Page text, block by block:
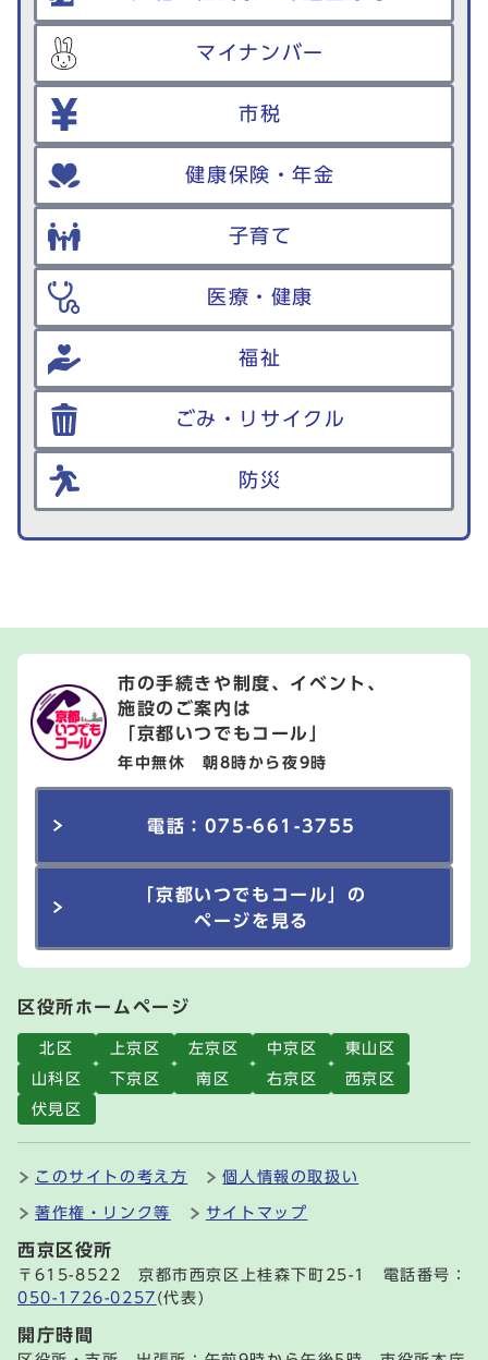
マイナンバー
市税
健康保険・年金
子育て
医療・健康
福祉
ごみ・リサイクル
防災
市の手続きや制度、イベント、
施設のご案内は
「京都いつでもコール」
年中無休 朝8時から夜9時
電話：075-661-3755
「京都いつでもコール」の
ページを見る
区役所ホームページ
北区 上京区 左京区 中京区
東山区
山科区
下京区 南区 右京区
西京区
伏見区
このサイトの考え方 個人情報の取扱い
著作権・リンク等 サイトマップ
西京区役所
〒615-8522 京都市西京区上桂森下町25-1 電話番号：
050-1726-0257 (代表)
開庁時間